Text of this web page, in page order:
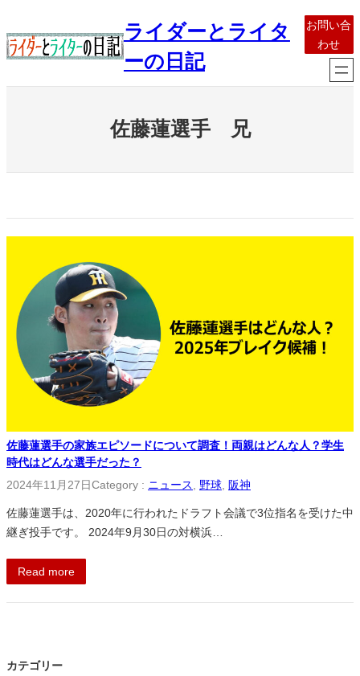
容
を
ライダーとライタ
ーの日記
お問い合
わせ
佐藤蓮選手 兄
佐藤蓮選手の家族エピソードについて調査！両親はどんな人？学生
時代はどんな選手だった？
2024年11月27日Category : ニュース 野球 阪神
佐藤蓮選手は、2020年に行われたドラフト会議で3位指名を受けた中
継ぎ投手です。 2024年9月30日の対横浜…
Read more
カテゴリー